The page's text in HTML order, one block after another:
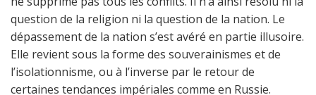
question de la religion ni la question de la nation. Le
dépassement de la nation s’est avéré en partie illusoire.
Elle revient sous la forme des souverainismes et de
l’isolationnisme, ou à l’inverse par le retour de
certaines tendances impériales comme en Russie.